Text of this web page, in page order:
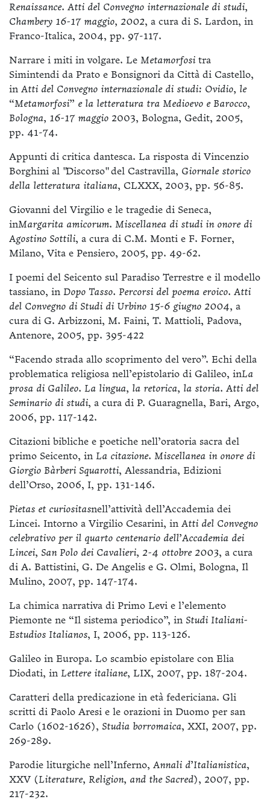
Renaissance. Atti del Convegno internazionale di studi,
Chambery 16-17 maggio, 2002, a cura di S. Lardon, in
Franco-Italica, 2004, pp. 97-117.
Narrare i miti in volgare. Le Metamorfositra
Simintendi da Prato e Bonsignori da Città di Castello,
in Atti del Convegno internazionale di studi: Ovidio, le
“Metamorfosi” e la letteratura tra Medioevo e Barocco,
Bologna, 16-17 maggio 2003, Bologna, Gedit, 2005,
pp. 41-74.
Appunti di critica dantesca. La risposta di Vincenzio
Borghini al "Discorso" del Castravilla, Giornale storico
della letteratura italiana, CLXXX, 2003, pp. 56-85.
Giovanni del Virgilio e le tragedie di Seneca,
inMargarita amicorum. Miscellanea di studi in onore di
Agostino Sottili, a cura di C.M. Monti e F. Forner,
Milano, Vita e Pensiero, 2005, pp. 49-62.
I poemi del Seicento sul Paradiso Terrestre e il modello
tassiano, in Dopo Tasso. Percorsi del poema eroico. Atti
del Convegno di Studi di Urbino 15-6 giugno 2004, a
cura di G. Arbizzoni, M. Faini, T. Mattioli, Padova,
Antenore, 2005, pp. 395-422
“Facendo strada allo scoprimento del vero”. Echi della
problematica religiosa nell’epistolario di Galileo, inLa
prosa di Galileo. La lingua, la retorica, la storia. Atti del
Seminario di studi, a cura di P. Guaragnella, Bari, Argo,
2006, pp. 117-142.
Citazioni bibliche e poetiche nell’oratoria sacra del
primo Seicento, in La citazione. Miscellanea in onore di
Giorgio Bàrberi Squarotti, Alessandria, Edizioni
dell’Orso, 2006, I, pp. 131-146.
Pietas et curiositasnell’attività dell’Accademia dei
Lincei. Intorno a Virgilio Cesarini, in Atti del Convegno
celebrativo per il quarto centenario dell’Accademia dei
Lincei, San Polo dei Cavalieri, 2-4 ottobre 2003, a cura
di A. Battistini, G. De Angelis e G. Olmi, Bologna, Il
Mulino, 2007, pp. 147-174.
La chimica narrativa di Primo Levi e l’elemento
Piemonte ne “Il sistema periodico”, in Studi Italiani-
Estudios Italianos, I, 2006, pp. 113-126.
Galileo in Europa. Lo scambio epistolare con Elia
Diodati, in Lettere italiane, LIX, 2007, pp. 187-204.
Caratteri della predicazione in età federiciana. Gli
scritti di Paolo Aresi e le orazioni in Duomo per san
Carlo (1602-1626), Studia borromaica, XXI, 2007, pp.
269-289.
Parodie liturgiche nell’Inferno, Annali d’Italianistica,
XXV (Literature, Religion, and the Sacred), 2007, pp.
217-232.